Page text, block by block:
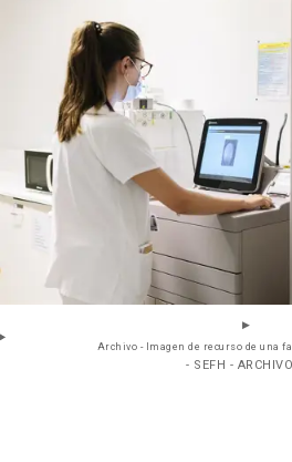
Archivo - Imagen de recurso de una
- SEFH - ARCHIVO